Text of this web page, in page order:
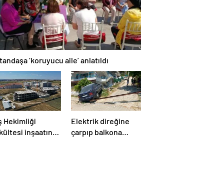
‘koruyucu aile’ anlatıldı
Hekimliği
inşaatında
Elektrik direğine
çarpıp balkona